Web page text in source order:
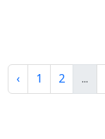
‹ 1 2 ...